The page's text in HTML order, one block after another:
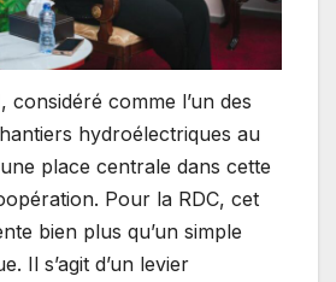
considéré comme l’un des
hydroélectriques au
place centrale dans cette
Pour la RDC, cet
bien plus qu’un simple
Il s’agit d’un levier